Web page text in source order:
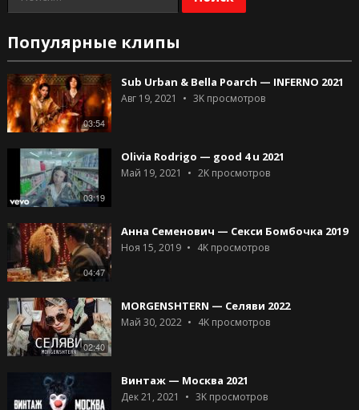
Популярные клипы
03:54
Sub Urban & Bella Poarch — INFERNO 2021
Авг 19, 2021 3Kпросмотров
03:19
Olivia Rodrigo — good 4 u 2021
Май 19, 2021 2Kпросмотров
04:47
Анна Семенович — Секси Бомбочка 2019
Ноя 15, 2019 4Kпросмотров
02:40
MORGENSHTERN — Селяви 2022
Май 30, 2022 4Kпросмотров
Винтаж — Москва 2021
Дек 21, 2021 3Kпросмотров